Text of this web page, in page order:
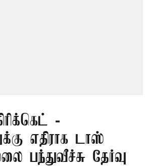
-
எதிராக டாஸ்
பந்துவீச்சு தேர்வு